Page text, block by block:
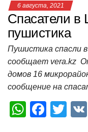
6 августа, 2021
Спасатели в
пушистика
Пушистика спасли
сообщает vera.kz
домов 16
сообщение на
W
F
T